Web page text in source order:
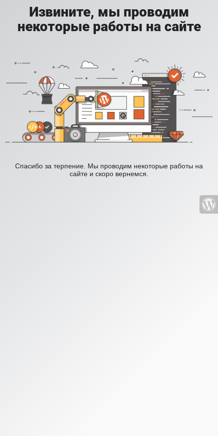
Извините, мы проводим
некоторые работы на сайте
Спасибо за терпение. Мы проводим некоторые работы на
сайте и скоро вернемся.